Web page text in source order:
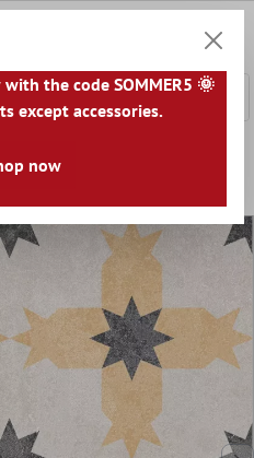
Toulon
the code SOMMER5 🌞
except accessories.
now